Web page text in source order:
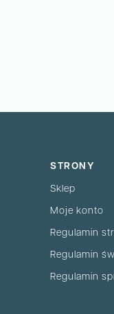
STRONY
Sklep
Moje konto
Regulamin
Regulamin
Regulamin